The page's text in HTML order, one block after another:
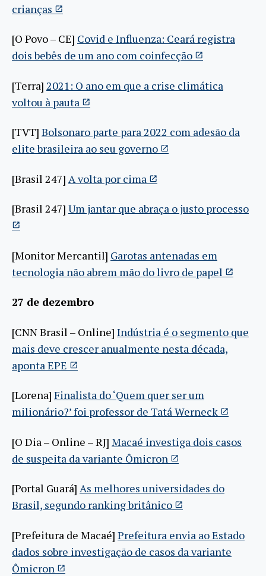
crianças
[O Povo – CE] Covid e Influenza: Ceará registra
dois bebês de um ano com coinfecção
[Terra] 2021: O ano em que a crise climática
voltou à pauta
[TVT] Bolsonaro parte para 2022 com adesão da
elite brasileira ao seu governo
[Brasil 247] A volta por cima
[Brasil 247] Um jantar que abraça o justo processo
[Monitor Mercantil] Garotas antenadas em
tecnologia não abrem mão do livro de papel
27 de dezembro
[CNN Brasil – Online] Indústria é o segmento que
mais deve crescer anualmente nesta década,
aponta EPE
[Lorena] Finalista do ‘Quem quer ser um
milionário?’ foi professor de Tatá Werneck
[O Dia – Online – RJ] Macaé investiga dois casos
de suspeita da variante Ômicron
[Portal Guará] As melhores universidades do
Brasil, segundo ranking britânico
[Prefeitura de Macaé] Prefeitura envia ao Estado
dados sobre investigação de casos da variante
Ômicron